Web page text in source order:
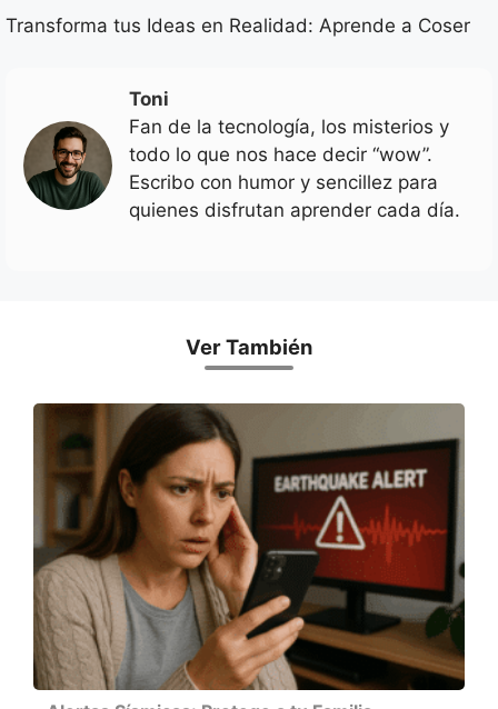
Transforma tus Ideas en Realidad: Aprende a Coser
Toni
Fan de la tecnología, los misterios y
todo lo que nos hace decir “wow”.
Escribo con humor y sencillez para
quienes disfrutan aprender cada día.
Ver También